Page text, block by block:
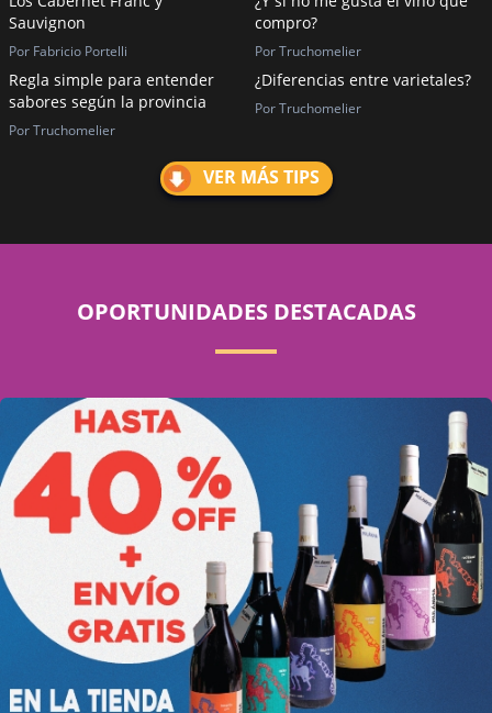
Sauvignon
Por Fabricio Portelli
compro?
Por Truchomelier
Regla simple para entender
sabores según la provincia
Por Truchomelier
¿Diferencias entre varietales?
Por Truchomelier
VER MÁS TIPS
OPORTUNIDADES DESTACADAS